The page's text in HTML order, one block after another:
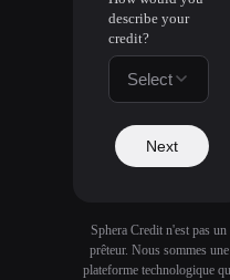
describe your
credit?
Select
Next
Sphera Credit n'est pas un
prêteur. Nous sommes une
plateforme technologique